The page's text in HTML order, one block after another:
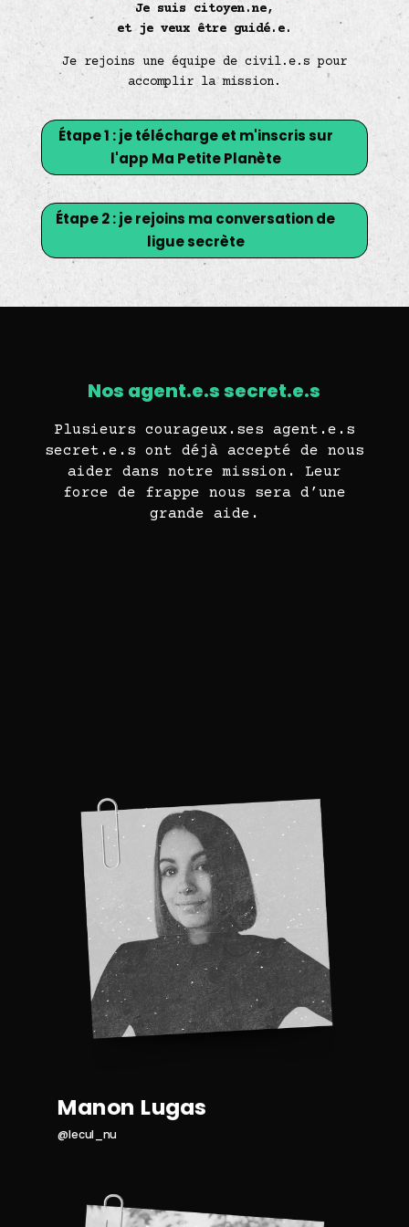
Je suis citoyen.ne,
et je veux être guidé.e.
Je rejoins une équipe de civil.e.s pour
accomplir la mission.
Étape 1 : je télécharge et m'inscris sur
l'app Ma Petite Planète
Étape 2 : je rejoins ma conversation de
ligue secrète
Nos agent.e.s secret.e.s
Plusieurs courageux.ses agent.e.s
secret.e.s ont déjà accepté de nous
aider dans notre mission. Leur
force de frappe nous sera d’une
grande aide.
Manon Lugas
@lecul_nu